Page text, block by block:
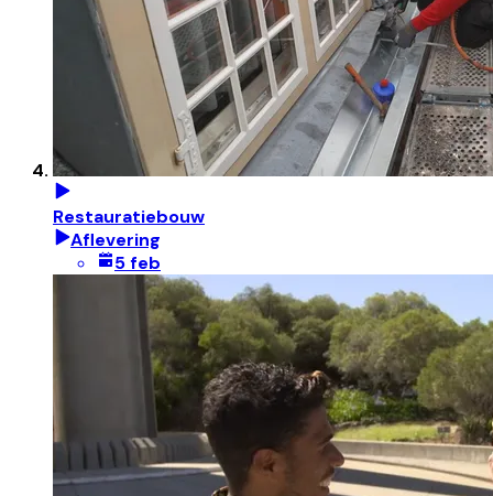
Restauratiebouw
Aflevering
5 feb